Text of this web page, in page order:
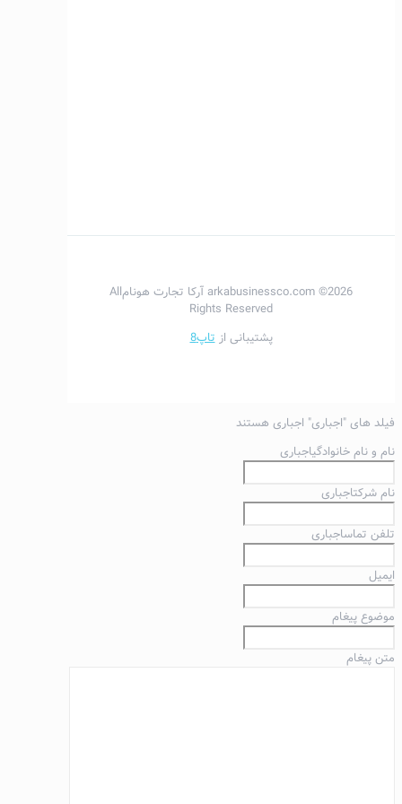
2026© arkabusinessco.com آرکا تجارت هونامAll
Rights Reserved
پشتیبانی ازتاپ8
فیلد های "اجباری" اجباری هستند
نام و نام خانوادگیاجباری
نام شرکتاجباری
تلفن تماساجباری
ایمیل
موضوع پیغام
متن پیغام